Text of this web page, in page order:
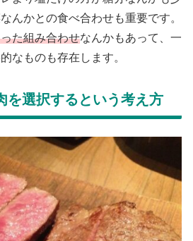
んかとの食べ合わせも重要です。
た組み合わせなんかもあって、一
なものも存在します。
を選択するという考え方